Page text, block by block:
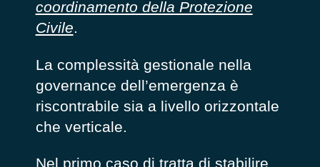
coordinamento della Protezione
Civile.
La complessità gestionale nella
governance dell’emergenzaè
riscontrabile sia a livello orizzontale
che verticale.
Nel primo caso di tratta di stabilire